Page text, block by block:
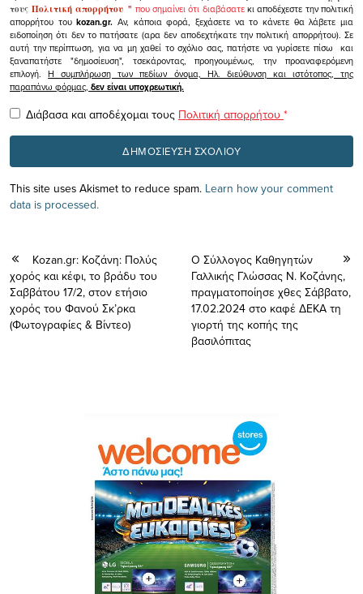
τουςΠολιτική απορρήτου" που σημαίνει ότι διαβάσατεκι αποδέχεστε την πολιτική
απορρήτου τουkozan.gr. Αν, κάποια φορά, ξεχάσετε να το κάνετε θα λάβετε μια
ειδοποίηση ότι δεν το πατήσατε (αρα δεν αποδεχτήκατε την πολιτική απορρήτου). Σε
αυτή την περίπτωση, για να μη χαθεί το σχόλιο σας, πατήστε να γυρίσετε πίσω και
ξαναπατήστε "δημοσίευση", τσεκάροντας, προηγουμένως, την προαναφερόμενη
επιλογή.Η συμπλήρωση των πεδίων όνομα, Ηλ. διεύθυνση και ιστότοπος, της
παραπάνω φόρμας, δεν είναι υποχρεωτική.
Διάβασα και αποδέχομαι τους Πολιτική απορρήτου *
This site uses Akismet to reduce spam. Learn how your comment
data is processed.
Kozan.gr: Κοζάνη: Πολύς
χορός και κέφι, το βράδυ του
Σαββάτου 17/2, στον ετήσιο
χορός του Φανού Σκ’ρκα
(Φωτογραφίες & Βίντεο)
Ο Σύλλογος Καθηγητών
Γαλλικής Γλώσσας Ν. Κοζάνης,
πραγματοποίησε χθες Σάββατο,
17.02.2024 στο καφέ ΔΕΚΑ τη
γιορτή της κοπής της
βασιλόπιτας